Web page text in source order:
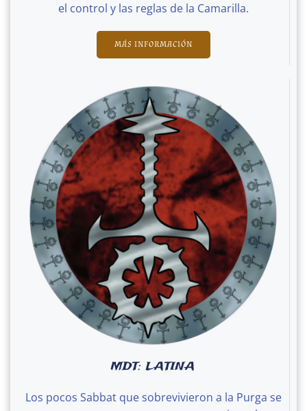
el control y las reglas de la Camarilla.
MÁS INFORMACIÓN
MDT: LATINA
Los pocos Sabbat que sobrevivieron a la Purga se